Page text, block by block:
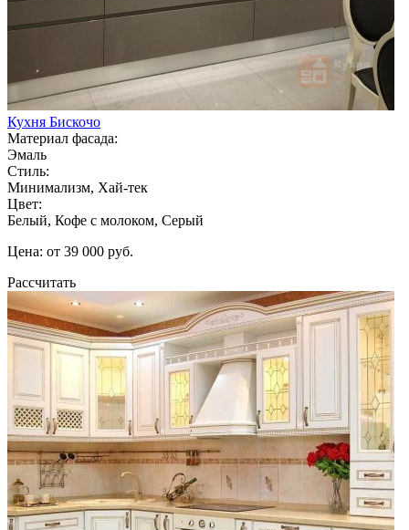
Кухня Бискочо
Материал фасада:
Эмаль
Стиль:
Минимализм, Хай-тек
Цвет:
Белый, Кофе с молоком, Серый
Цена: от 39 000 руб.
Рассчитать